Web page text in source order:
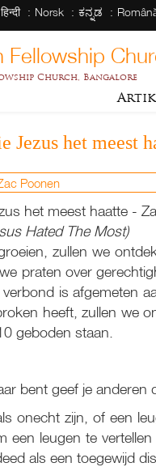
हिन्दी Norsk ಕನ್ನಡ
Fellowship
Church, Bangalore
Jezus het meest
Poonen
het meest haatte -
Hated The Most)
zullen we
praten over
is afgemeten
heeft, zullen we
geboden staan.
bent geef je anderen
onecht zijn, of een
een leugen te
als een toegewijd